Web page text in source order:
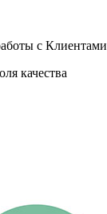
с Клиентами
качества